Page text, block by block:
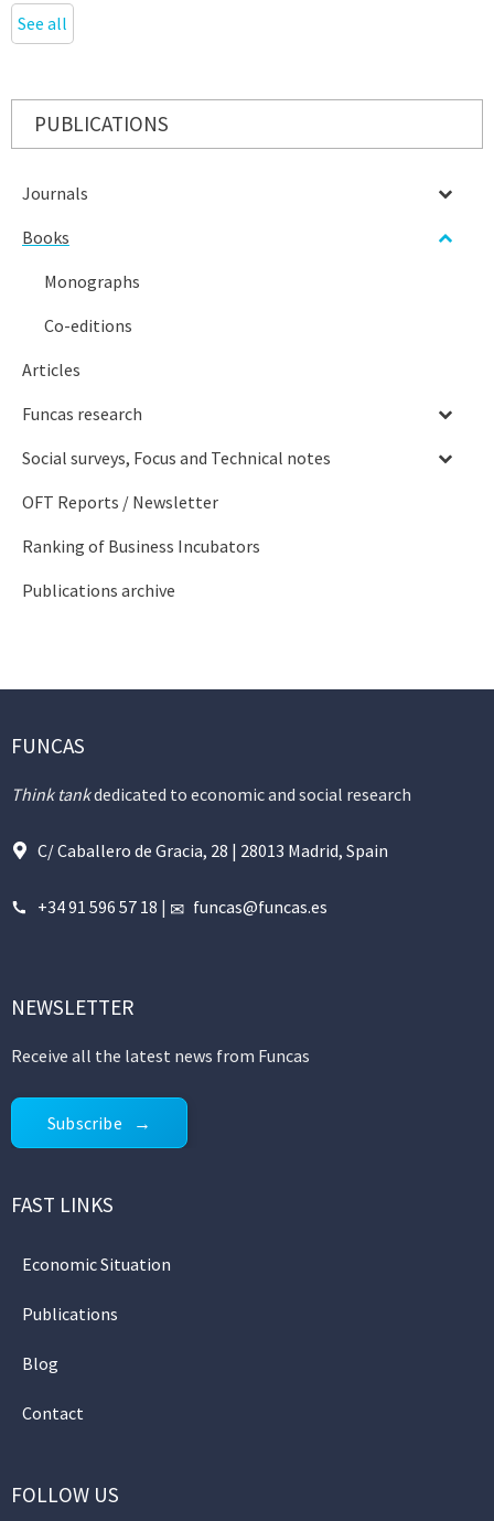
See all
PUBLICATIONS
Journals
Books
Monographs
Co-editions
Articles
Funcas research
Social surveys, Focus and Technical notes
OFT Reports / Newsletter
Ranking of Business Incubators
Publications archive
FUNCAS
Think tankdedicated to economic and social research
C/ Caballero de Gracia, 28 | 28013 Madrid, Spain
+34 91 596 57 18 | funcas@funcas.es
NEWSLETTER
Receive all the latest news from Funcas
Subscribe
FAST LINKS
Economic Situation
Publications
Blog
Contact
FOLLOW US